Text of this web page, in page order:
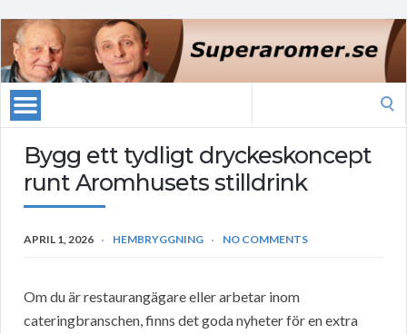
Bygg ett tydligt dryckeskoncept
runt Aromhusets stilldrink
APRIL 1, 2026 HEMBRYGGNING NO COMMENTS
Om du är restaurangägare eller arbetar inom
cateringbranschen, finns det goda nyheter för en extra